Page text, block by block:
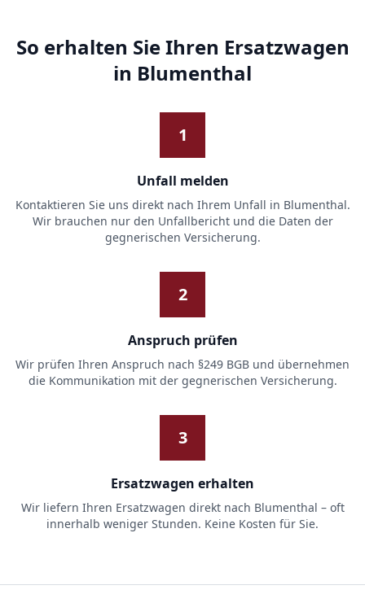
So erhalten Sie Ihren Ersatzwagen
in Blumenthal
1
Unfall melden
Kontaktieren Sie uns direkt nach Ihrem Unfall in Blumenthal.
Wir brauchen nur den Unfallbericht und die Daten der
gegnerischen Versicherung.
2
Anspruch prüfen
Wir prüfen Ihren Anspruch nach §249 BGB und übernehmen
die Kommunikation mit der gegnerischen Versicherung.
3
Ersatzwagen erhalten
Wir liefern Ihren Ersatzwagen direkt nach Blumenthal – oft
innerhalb weniger Stunden. Keine Kosten für Sie.